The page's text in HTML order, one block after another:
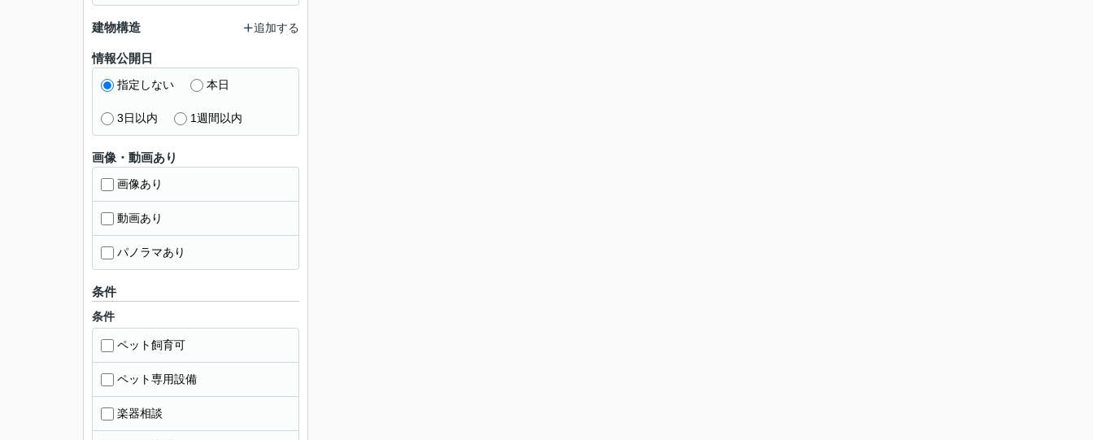
建物構造 追加する
情報公開日
指定しない 本日
3日以内 1週間以内
画像・動画あり
画像あり
動画あり
パノラマあり
条件
条件
ペット飼育可
ペット専用設備
楽器相談